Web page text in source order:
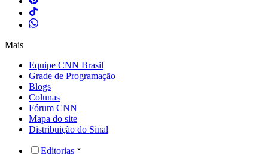
Mais
Equipe CNN Brasil
Grade de Programação
Blogs
Colunas
Fórum CNN
Mapa do site
Distribuição do Sinal
Editorias